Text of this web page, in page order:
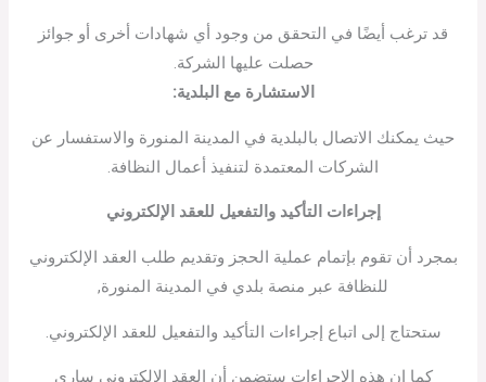
قد ترغب أيضًا في التحقق من وجود أي شهادات أخرى أو جوائز
حصلت عليها الشركة.
الاستشارة مع البلدية:
حيث يمكنك الاتصال بالبلدية في المدينة المنورة والاستفسار عن
الشركات المعتمدة لتنفيذ أعمال النظافة.
إجراءات التأكيد والتفعيل للعقد الإلكتروني
بمجرد أن تقوم بإتمام عملية الحجز وتقديم طلب العقد الإلكتروني
للنظافة عبر منصة بلدي في المدينة المنورة,
ستحتاج إلى اتباع إجراءات التأكيد والتفعيل للعقد الإلكتروني.
كما ان هذه الإجراءات ستضمن أن العقد الإلكتروني ساري